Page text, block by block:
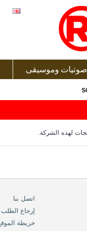
صوتيات وموسيقى
لهذه الشركة.
اتصل بنا
إرجاع الطلب
خريطة